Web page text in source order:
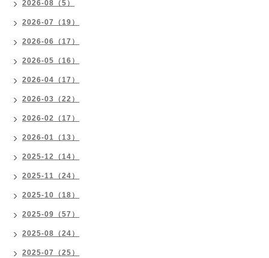
2026-08（5）
2026-07（19）
2026-06（17）
2026-05（16）
2026-04（17）
2026-03（22）
2026-02（17）
2026-01（13）
2025-12（14）
2025-11（24）
2025-10（18）
2025-09（57）
2025-08（24）
2025-07（25）